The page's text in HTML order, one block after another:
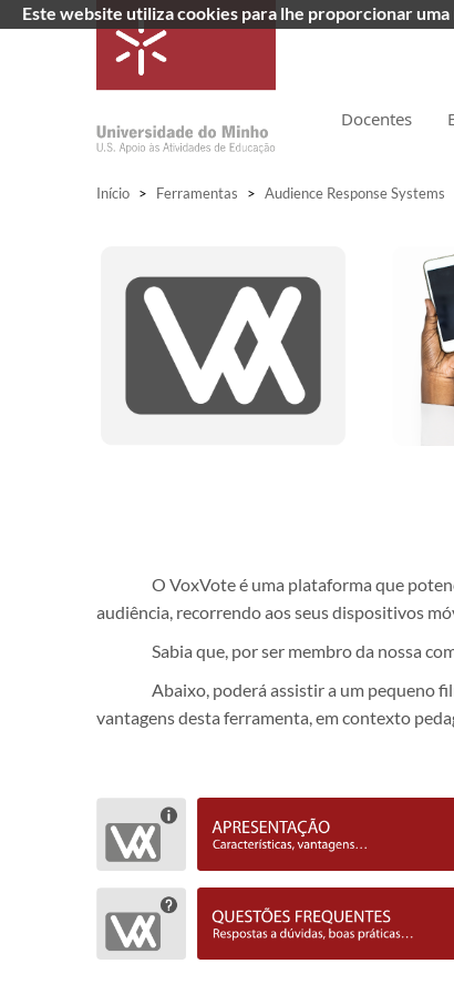
Docentes
Início > Ferramentas > Audience Response Systems
O VoxVote é uma plataforma que
audiência, recorrendo aos seus dispositivos
Sabia que, por ser membro da nossa
Abaixo, poderá assistir a um pequeno
vantagens desta ferramenta, em contexto
Este website utiliza cookies para lhe proporcionar